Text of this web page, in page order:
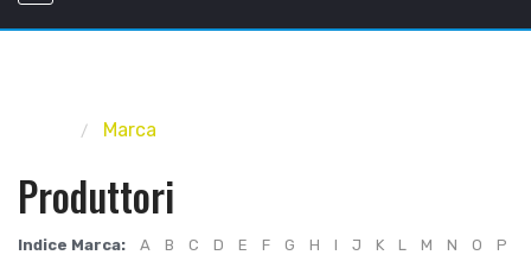
Marca
Produttori
Indice Marca: A B C D E F G H I J K L M N O
P